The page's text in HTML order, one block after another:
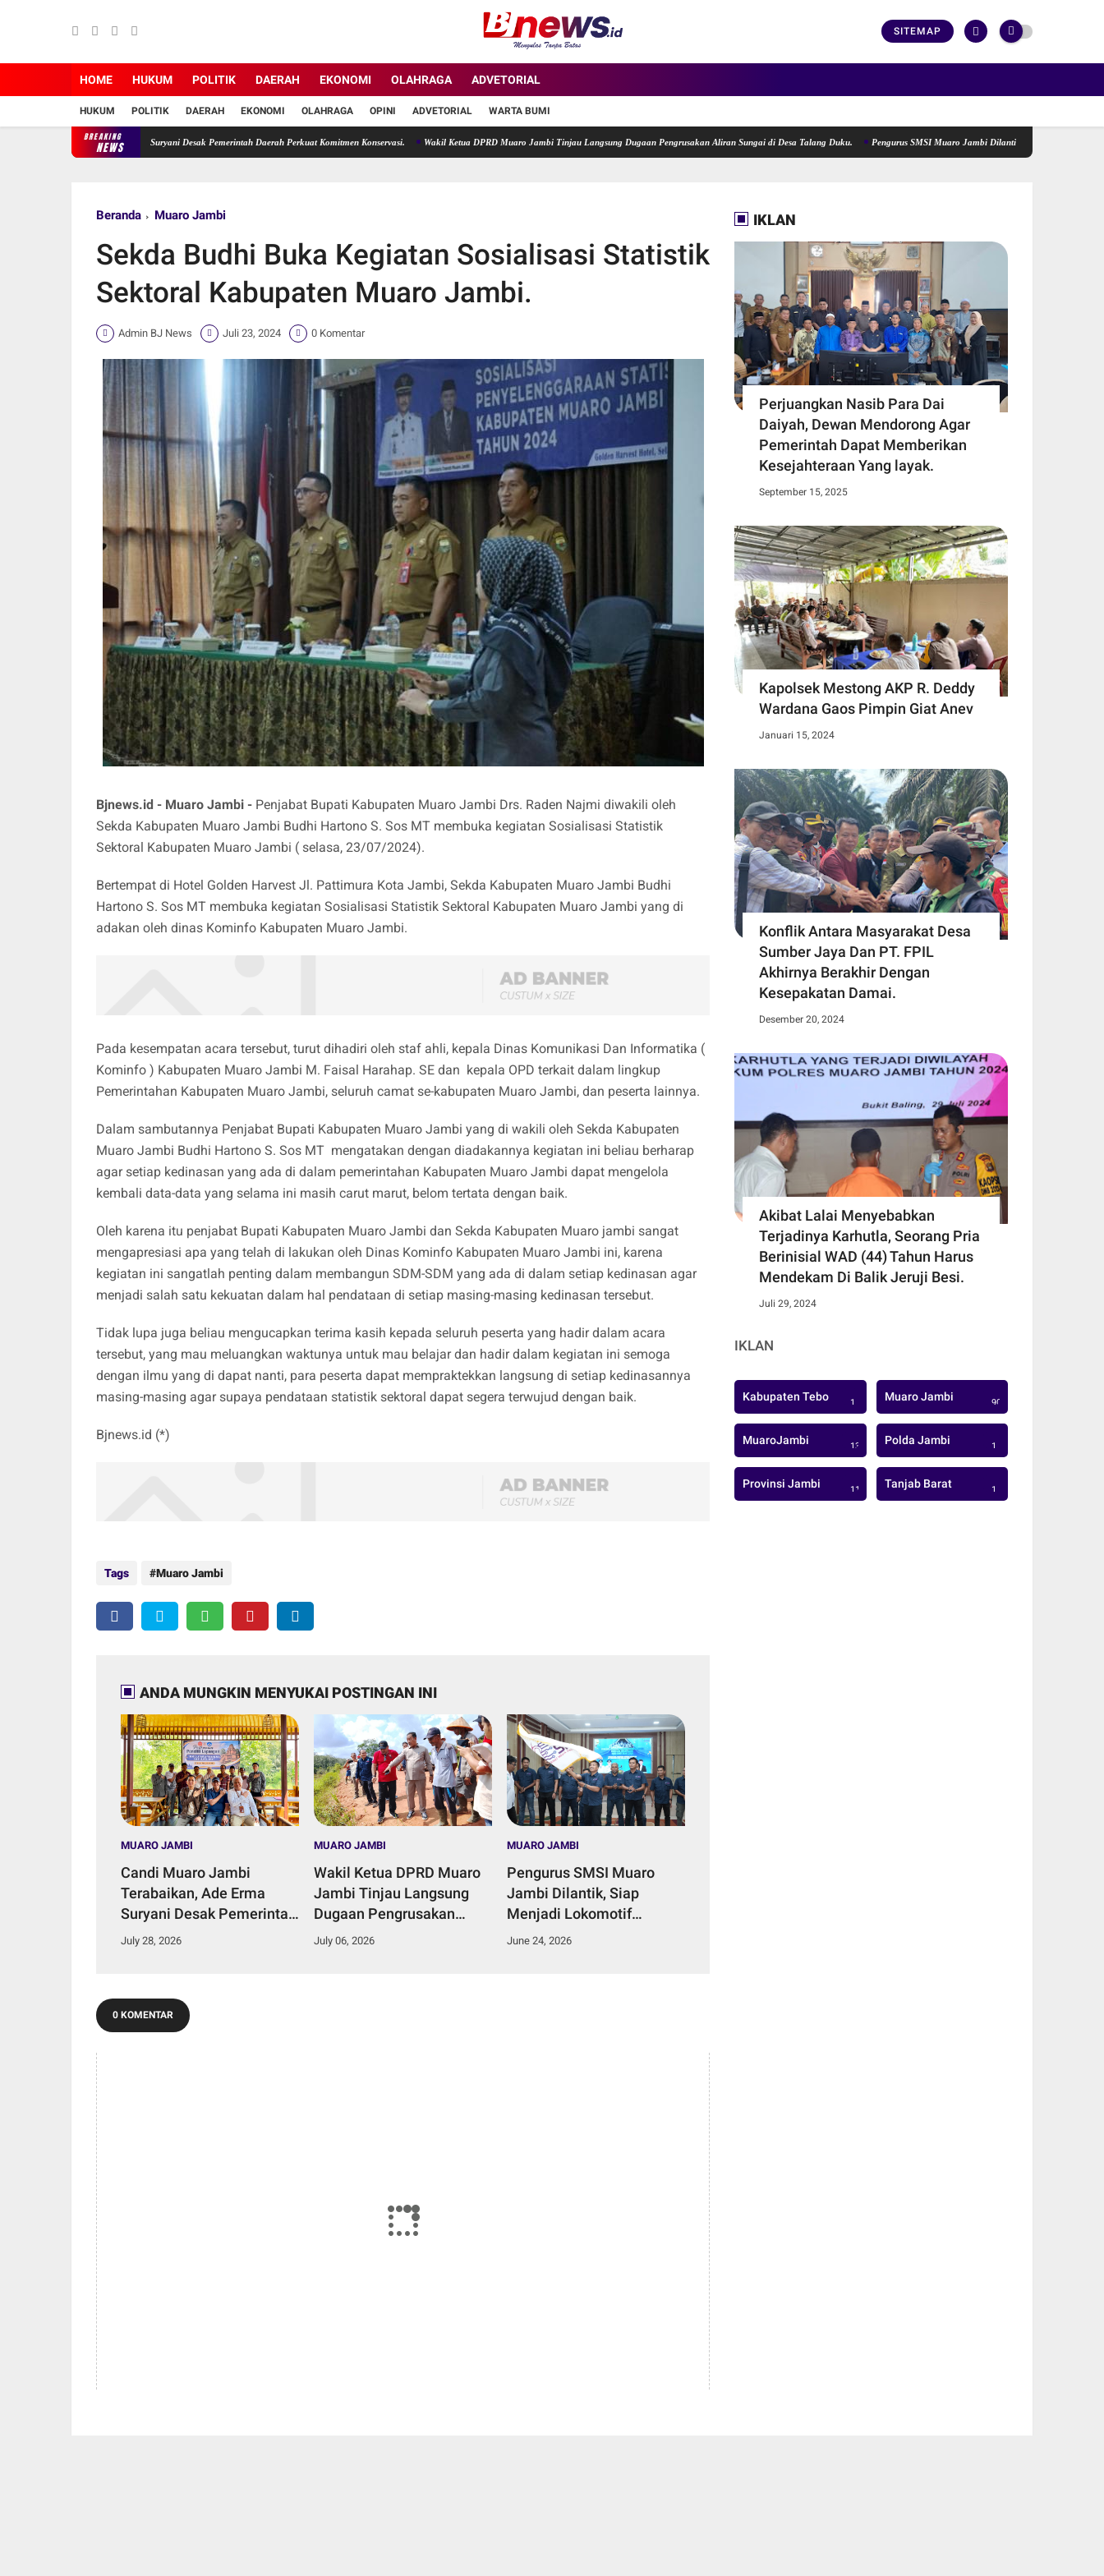
SITEMAP
HOME HUKUM POLITIK DAERAH EKONOMI OLAHRAGA ADVETORIAL
HUKUM POLITIK DAERAH EKONOMI OLAHRAGA OPINI ADVETORIAL WARTA BUMI
BREAKING
NEWS
Terabaikan, Ade Erma Suryani Desak Pemerintah Daerah Perkuat Komitmen Konservasi. Wakil Ketua DPRD Muaro Jambi Tinjau Langsung Dugaan Pengrusakan Aliran Sungai di Desa Talang Duku. Pengurus SMSI Muaro Jambi Dilantik, Siap Menjadi Lokomotif
Beranda Muaro Jambi
Sekda Budhi Buka Kegiatan Sosialisasi Statistik
Sektoral Kabupaten Muaro Jambi.
Admin BJ News Juli 23, 2024 0 Komentar
Bjnews.id - Muaro Jambi - Penjabat Bupati Kabupaten Muaro Jambi Drs. Raden Najmi diwakili oleh
Sekda Kabupaten Muaro Jambi Budhi Hartono S. Sos MT membuka kegiatan Sosialisasi Statistik
Sektoral Kabupaten Muaro Jambi ( selasa, 23/07/2024).
Bertempat di Hotel Golden Harvest Jl. Pattimura Kota Jambi, Sekda Kabupaten Muaro Jambi Budhi
Hartono S. Sos MT membuka kegiatan Sosialisasi Statistik Sektoral Kabupaten Muaro Jambi yang di
adakan oleh dinas Kominfo Kabupaten Muaro Jambi.
Pada kesempatan acara tersebut, turut dihadiri oleh staf ahli, kepala Dinas Komunikasi Dan Informatika (
Kominfo ) Kabupaten Muaro Jambi M. Faisal Harahap. SE dan kepala OPD terkait dalam lingkup
Pemerintahan Kabupaten Muaro Jambi, seluruh camat se-kabupaten Muaro Jambi, dan peserta lainnya.
Dalam sambutannya Penjabat Bupati Kabupaten Muaro Jambi yang di wakili oleh Sekda Kabupaten
Muaro Jambi Budhi Hartono S. Sos MT mengatakan dengan diadakannya kegiatan ini beliau berharap
agar setiap kedinasan yang ada di dalam pemerintahan Kabupaten Muaro Jambi dapat mengelola
kembali data-data yang selama ini masih carut marut, belom tertata dengan baik.
Oleh karena itu penjabat Bupati Kabupaten Muaro Jambi dan Sekda Kabupaten Muaro jambi sangat
mengapresiasi apa yang telah di lakukan oleh Dinas Kominfo Kabupaten Muaro Jambi ini, karena
kegiatan ini sangatlah penting dalam membangun SDM-SDM yang ada di dalam setiap kedinasan agar
menjadi salah satu kekuatan dalam hal pendataan di setiap masing-masing kedinasan tersebut.
Tidak lupa juga beliau mengucapkan terima kasih kepada seluruh peserta yang hadir dalam acara
tersebut, yang mau meluangkan waktunya untuk mau belajar dan hadir dalam kegiatan ini semoga
dengan ilmu yang di dapat nanti, para peserta dapat mempraktekkan langsung di setiap kedinasannya
masing-masing agar supaya pendataan statistik sektoral dapat segera terwujud dengan baik.
Bjnews.id (*)
Tags Muaro Jambi
ANDA MUNGKIN MENYUKAI POSTINGAN INI
MUARO JAMBI
Candi Muaro Jambi
Terabaikan, Ade Erma
Suryani Desak Pemerintah
Daerah Perkuat Komitmen
July 28, 2026
MUARO JAMBI
Wakil Ketua DPRD Muaro
Jambi Tinjau Langsung
Dugaan Pengrusakan
Aliran Sungai di Desa
July 06, 2026
MUARO JAMBI
Pengurus SMSI Muaro
Jambi Dilantik, Siap
Menjadi Lokomotif
Penggerak Informasi yang
June 24, 2026
0 KOMENTAR
IKLAN
Perjuangkan Nasib Para Dai
Daiyah, Dewan Mendorong Agar
Pemerintah Dapat Memberikan
Kesejahteraan Yang layak.
September 15, 2025
Kapolsek Mestong AKP R. Deddy
Wardana Gaos Pimpin Giat Anev
Januari 15, 2024
Konflik Antara Masyarakat Desa
Sumber Jaya Dan PT. FPIL
Akhirnya Berakhir Dengan
Kesepakatan Damai.
Desember 20, 2024
Akibat Lalai Menyebabkan
Terjadinya Karhutla, Seorang Pria
Berinisial WAD (44) Tahun Harus
Mendekam Di Balik Jeruji Besi.
Juli 29, 2024
IKLAN
Kabupaten Tebo 1 Muaro Jambi 906
MuaroJambi 137 Polda Jambi 1
Provinsi Jambi 113 Tanjab Barat 1